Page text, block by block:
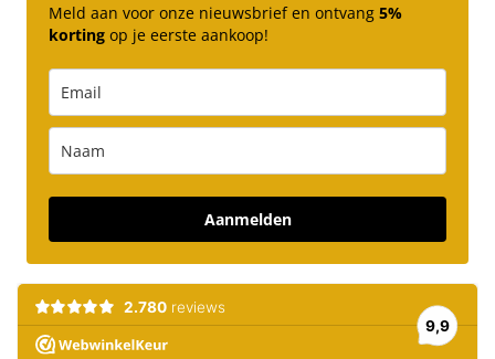
Meld aan voor onze nieuwsbrief en ontvang 5%
korting op je eerste aankoop!
Aanmelden